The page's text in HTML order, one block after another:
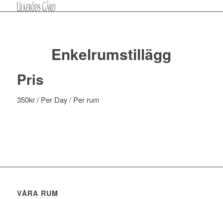
Enkelrumstillägg
Pris
350kr/ Per Day/ Per rum
VÅRA RUM